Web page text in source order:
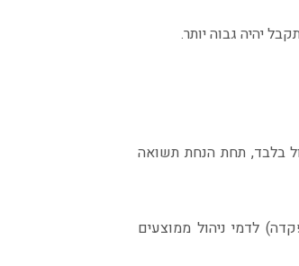
יהיה גבוה יותר.
דמי ניהול בלבד, תחת הנחת תשואה
ניהול של קרן פנסיה ברירת מחדל (0.1% מצבירה, 1.49% מהפקדה) לדמי ניהול ממוצעים